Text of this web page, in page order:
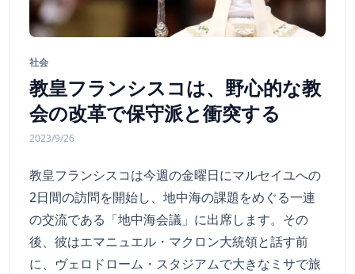
社会
教皇フランシスコは、野心的な教
会の改革で保守派と衝突する
2023/9/26
教皇フランシスコは今週の金曜日にマルセイユへの
2日間の訪問を開始し、地中海の課題をめぐる一連
の交流である「地中海会議」に出席します。その
後、彼はエマニュエル・マクロン大統領と話す前
に、ヴェロドローム・スタジアムで大きなミサで旅